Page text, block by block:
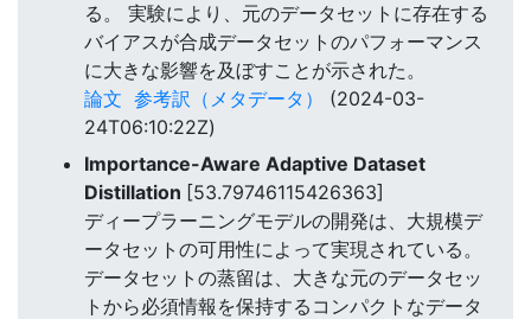
る。 実験により、元のデータセットに存在する
バイアスが合成データセットのパフォーマンス
に大きな影響を及ぼすことが示された。
論文 参考訳（メタデータ）
(2024-03-
24T06:10:22Z)
Importance-Aware Adaptive Dataset
Distillation [53.79746115426363]
ディープラーニングモデルの開発は、大規模デ
ータセットの可用性によって実現されている。
データセットの蒸留は、大きな元のデータセッ
トから必須情報を保持するコンパクトなデータ